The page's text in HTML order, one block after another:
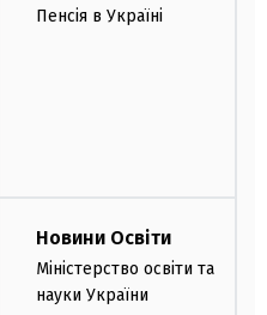
Пенсія в Україні
Новини Освіти
Міністерство освіти та
науки України